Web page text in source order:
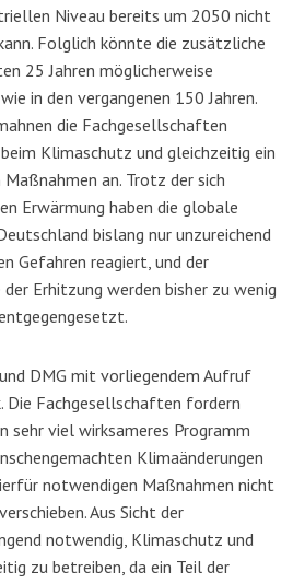
Niveau bereits um 2050 nicht
Folglich könnte die zusätzliche
25 Jahren möglicherweise
in den vergangenen 150 Jahren.
die Fachgesellschaften
Klimaschutz und gleichzeitig ein
an. Trotz der sich
Erwärmung haben die globale
bislang nur unzureichend
Gefahren reagiert, und der
Erhitzung werden bisher zu wenig
DMG mit vorliegendem Aufruf
Die Fachgesellschaften fordern
sehr viel wirksameres Programm
Klimaänderungen
notwendigen Maßnahmen nicht
Aus Sicht der
notwendig, Klimaschutz und
zu betreiben, da ein Teil der